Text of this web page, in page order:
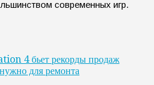
современных игр.
4 бьет рекорды продаж
для ремонта